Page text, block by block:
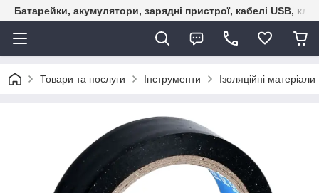
Батарейки, акумулятори, зарядні пристрої, кабелі USB,
Товари та послуги Інструменти Ізоляційні матеріали